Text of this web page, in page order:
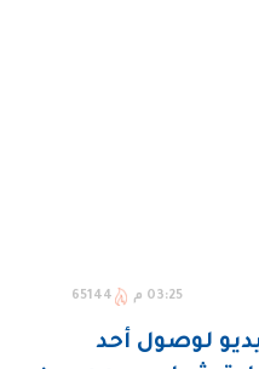
03:25 م 65144
لوصول أحد